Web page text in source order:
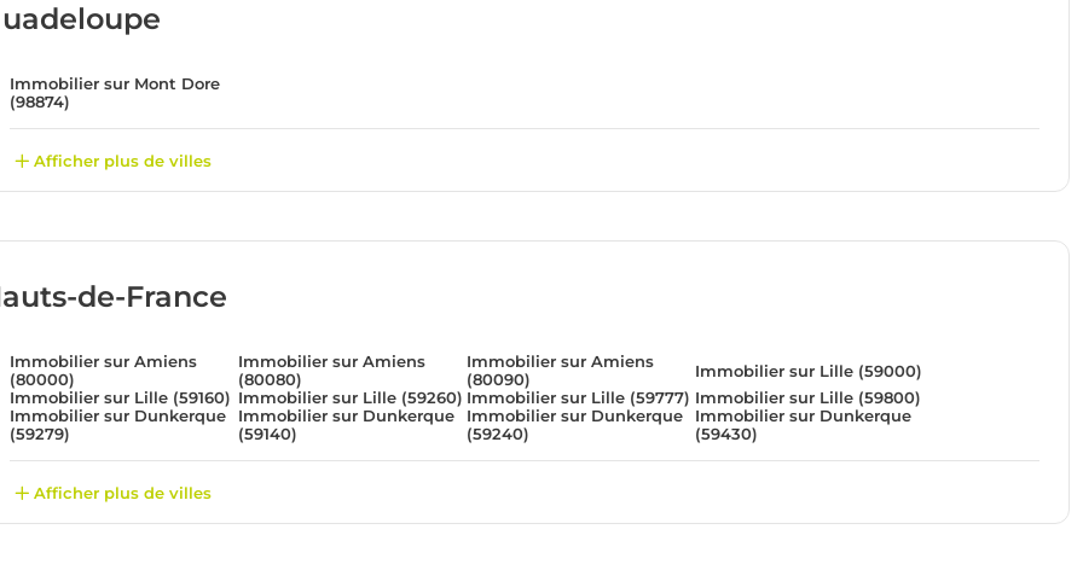
Immobilier sur Mont Dore
(98874)
Afficher plus de villes
de-France
Immobilier sur Amiens
(80000)
Immobilier sur Amiens
(80080)
Immobilier sur Amiens
(80090)
Immobilier sur Lille (59000)
Immobilier sur Lille (59160) Immobilier sur Lille (59260) Immobilier sur Lille (59777) Immobilier sur Lille (59800)
Immobilier sur Dunkerque
(59279)
Immobilier sur Dunkerque
(59140)
Immobilier sur Dunkerque
(59240)
Immobilier sur Dunkerque
(59430)
Afficher plus de villes